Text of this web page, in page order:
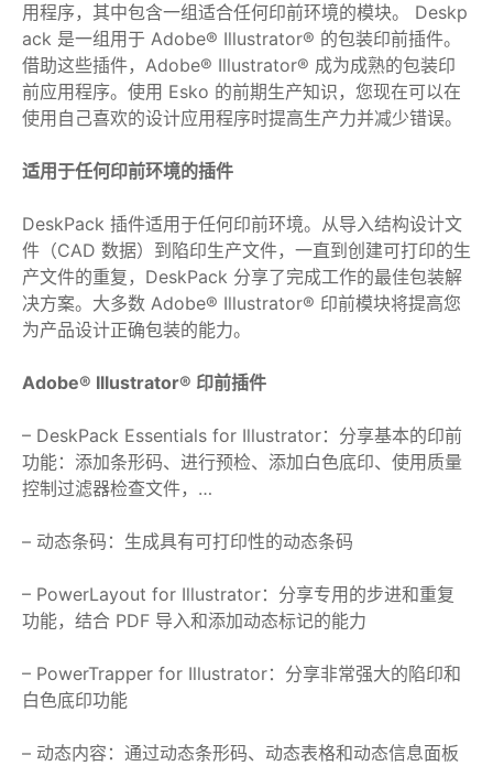
用程序，其中包含一组适合任何印前环境的模块。 Deskp
ack 是一组用于 Adob​​e® Illustrator® 的包装印前插件。
借助这些插件，Adobe® Illustrator® 成为成熟的包装印
前应用程序。使用 Esko 的前期生产知识，您现在可以在
使用自己喜欢的设计应用程序时提高生产力并减少错误。
适用于任何印前环境的插件
DeskPack 插件适用于任何印前环境。从导入结构设计文
件（CAD 数据）到陷印生产文件，一直到创建可打印的生
产文件的重复，DeskPack 分享了完成工作的最佳包装解
决方案。大多数 Adob​​e® Illustrator® 印前模块将提高您
为产品设计正确包装的能力。
Adobe® Illustrator® 印前插件
– DeskPack Essentials for Illustrator：分享基本的印前
功能：添加条形码、进行预检、添加白色底印、使用质量
控制过滤器检查文件，…
– 动态条码：生成具有可打印性的动态条码
– PowerLayout for Illustrator：分享专用的步进和重复
功能，结合 PDF 导入和添加动态标记的能力
– PowerTrapper for Illustrator：分享非常强大的陷印和
白色底印功能
– 动态内容：通过动态条形码、动态表格和动态信息面板